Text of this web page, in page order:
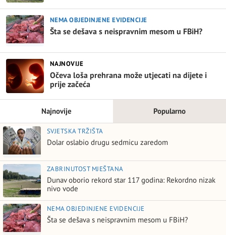
NEMA OBJEDINJENE EVIDENCIJE
Šta se dešava s neispravnim mesom u FBiH?
NAJNOVIJE
Očeva loša prehrana može utjecati na dijete i
prije začeća
Najnovije Popularno
SVJETSKA TRŽIŠTA
Dolar oslabio drugu sedmicu zaredom
ZABRINUTOST MJEŠTANA
Dunav oborio rekord star 117 godina: Rekordno nizak
nivo vode
NEMA OBJEDINJENE EVIDENCIJE
Šta se dešava s neispravnim mesom u FBiH?